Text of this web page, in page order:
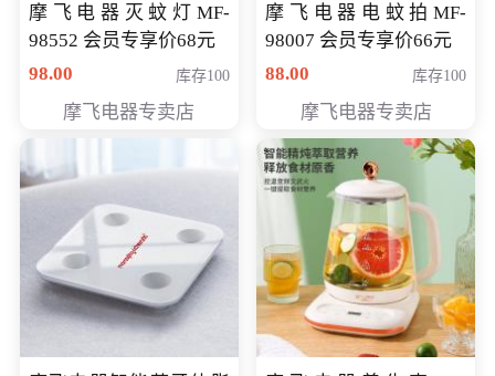
摩飞电器灭蚊灯MF-
98552 会员专享价68元
98.00
库存100
摩飞电器专卖店
摩飞电器电蚊拍MF-
98007 会员专享价66元
88.00
库存100
摩飞电器专卖店